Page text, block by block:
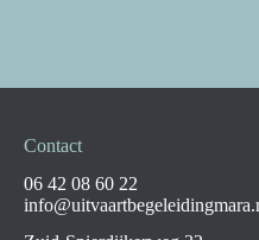
Contact
06 42 08 60 22